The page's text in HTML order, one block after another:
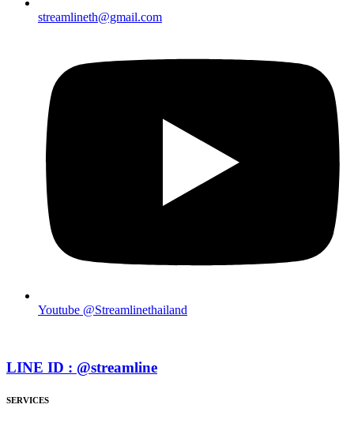
streamlineth@gmail.com
Youtube @Streamlinethailand
LINE ID : @streamline
SERVICES